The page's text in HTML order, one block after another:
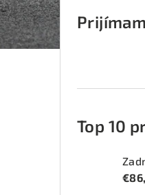
Top 10